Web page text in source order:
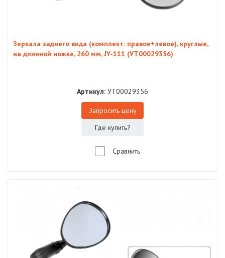
Зеркала заднего вида (комплект: правое+левое), круглые,
на длинной ножке, 260 мм, JY-111 (УТ00029356)
Артикул: УТ00029356
Запросить цену
Где купить?
Сравнить